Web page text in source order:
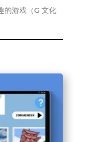
的游戏（G 文化